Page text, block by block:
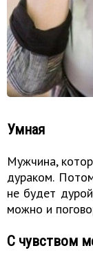
Умная
Мужчина,
дураком.
не будет
можно и
С чувством